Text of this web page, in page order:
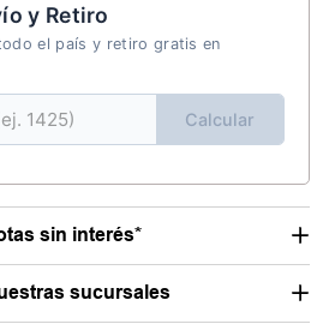
y Retiro
el país y retiro gratis en
Calcular
sin interés*
sucursales